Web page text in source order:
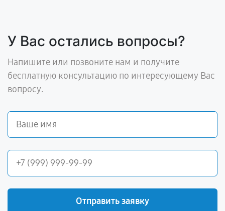
У Вас остались вопросы?
Напишите или позвоните нам и получите
бесплатную консультацию по интересующему Вас
вопросу.
Отправить заявку